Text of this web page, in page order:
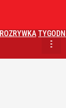
ROZRYWKA